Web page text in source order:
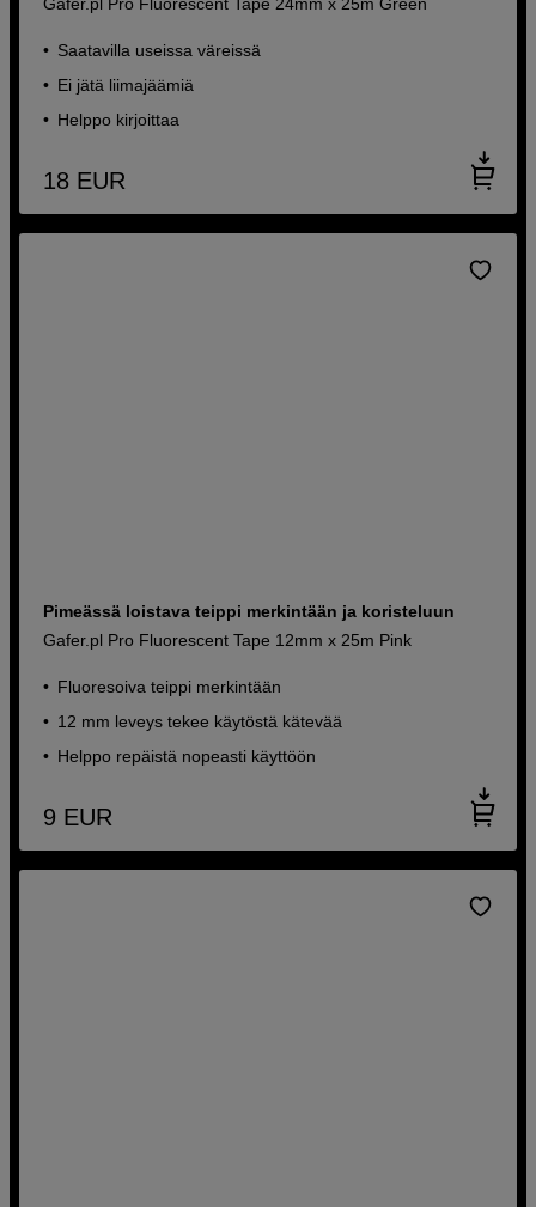
Saatavilla useissa väreissä
Ei jätä liimajäämiä
Helppo kirjoittaa
18 EUR
Pimeässä loistava teippi merkintään ja koristeluun
Gafer.pl Pro Fluorescent Tape 12mm x 25m Pink
Fluoresoiva teippi merkintään
12 mm leveys tekee käytöstä kätevää
Helppo repäistä nopeasti käyttöön
9 EUR